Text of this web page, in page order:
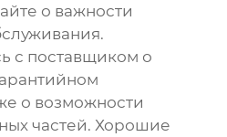
о важности
с поставщиком о
о возможности
частей. Хорошие